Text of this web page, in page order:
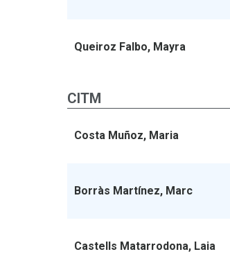
Queiroz Falbo, Mayra
CITM
Costa Muñoz, Maria
Borràs Martínez, Marc
Castells Matarrodona, Laia